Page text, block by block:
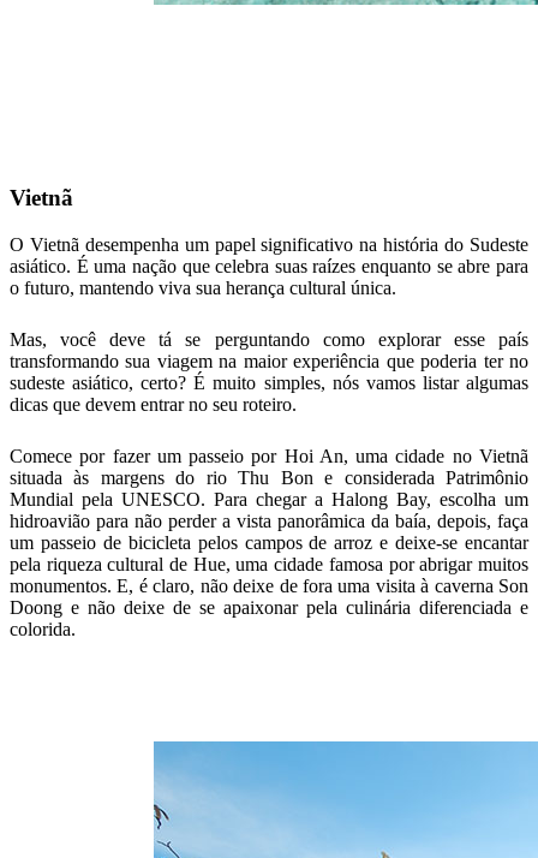
Vietnã
O Vietnã desempenha um papel significativo na história do Sudeste
asiático. É uma nação que celebra suas raízes enquanto se abre para
o futuro, mantendo viva sua herança cultural única.
Mas, você deve tá se perguntando como explorar esse país
transformando sua viagem na maior experiência que poderia ter no
sudeste asiático, certo? É muito simples, nós vamos listar algumas
dicas que devem entrar no seu roteiro.
Comece por fazer um passeio por Hoi An, uma cidade no Vietnã
situada às margens do rio Thu Bon e considerada Patrimônio
Mundial pela UNESCO. Para chegar a Halong Bay, escolha um
hidroavião para não perder a vista panorâmica da baía, depois, faça
um passeio de bicicleta pelos campos de arroz e deixe-se encantar
pela riqueza cultural de Hue, uma cidade famosa por abrigar muitos
monumentos. E, é claro, não deixe de fora uma visita à caverna Son
Doong e não deixe de se apaixonar pela culinária diferenciada e
colorida.